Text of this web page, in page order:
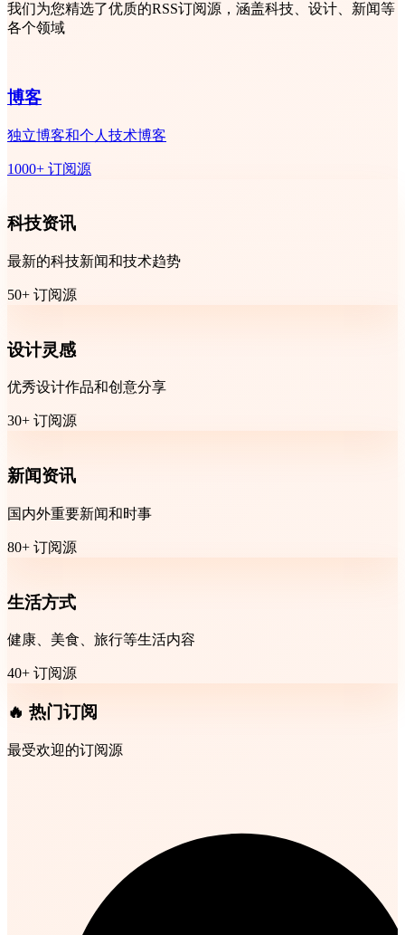
我们为您精选了优质的RSS订阅源，涵盖科技、设计、新闻等
各个领域
博客
独立博客和个人技术博客
1000+ 订阅源
科技资讯
最新的科技新闻和技术趋势
50+ 订阅源
设计灵感
优秀设计作品和创意分享
30+ 订阅源
新闻资讯
国内外重要新闻和时事
80+ 订阅源
生活方式
健康、美食、旅行等生活内容
40+ 订阅源
🔥 热门订阅
最受欢迎的订阅源